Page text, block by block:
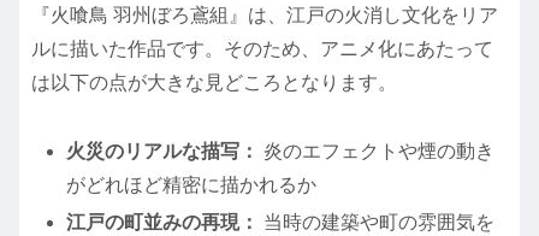
『火喰鳥 羽州ぼろ鳶組』は、江戸の火消し文化をリア
ルに描いた作品です。そのため、アニメ化にあたって
は以下の点が大きな見どころとなります。
火災のリアルな描写：
炎のエフェクトや煙の動き
がどれほど精密に描かれるか
江戸の町並みの再現：
当時の建築や町の雰囲気を